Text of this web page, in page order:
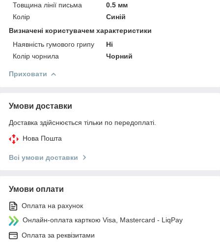
Товщина лінії письма
0.5 мм
Колір
Синій
Визначені користувачем характеристики
Наявність гумового грипу
Ні
Колір чорнила
Чорний
Приховати
Умови доставки
Доставка здійснюється тільки по передоплаті.
Нова Пошта
Всі умови доставки
Умови оплати
Оплата на рахунок
Онлайн-оплата карткою Visa, Mastercard - LiqPay
Оплата за реквізитами